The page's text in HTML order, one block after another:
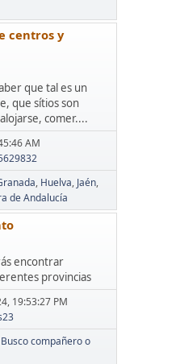
centros y
que tal es un
que sítios son
comer....
AM
Huelva Jaén
de Andalucía
encontrar
provincias
19:53:27 PM
Busco compañero o